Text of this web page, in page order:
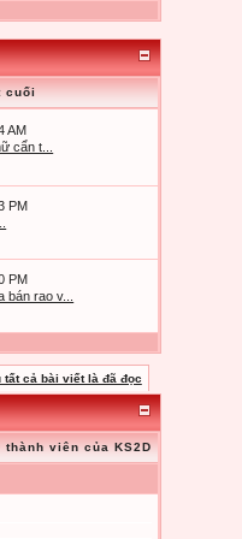
cuối
AM
cẩn t...
PM
PM
bán rao v...
tất cả bài viết là đã đọc
thành viên của KS2D